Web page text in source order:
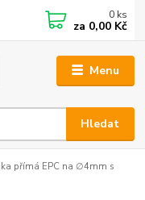
Menu
Hledat
0 ks
za 0,00 Kč
přímá EPC na ∅4mm s